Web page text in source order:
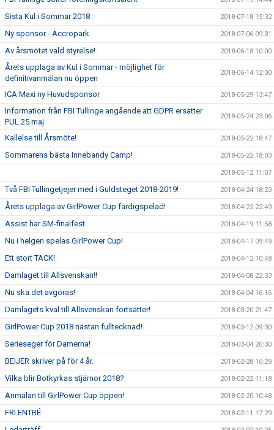
Sista Kul i Sommar 2018 2018-07-18 15:32
Ny sponsor - Accropark 2018-07-06 09:31
Av årsmötet vald styrelse! 2018-06-18 10:00
Årets upplaga av Kul i Sommar - möjlighet för
definitivanmälan nu öppen
2018-06-14 12:00
ICA Maxi ny Huvudsponsor 2018-05-29 13:47
Information från FBI Tullinge angående att GDPR ersätter
PUL 25 maj
2018-05-24 23:06
Kallelse till Årsmöte! 2018-05-22 18:47
Sommarens bästa Innebandy Camp! 2018-05-22 18:03
2018-05-12 11:07
Två FBI Tullingetjejer med i Guldsteget 2018-2019! 2018-04-24 18:23
Årets upplaga av GirlPower Cup färdigspelad! 2018-04-22 22:49
Assist har SM-finalfest 2018-04-19 11:58
Nu i helgen spelas GirlPower Cup! 2018-04-17 09:49
Ett stort TACK! 2018-04-12 10:48
Damlaget till Allsvenskan!! 2018-04-08 22:33
Nu ska det avgöras! 2018-04-04 16:16
Damlagets kval till Allsvenskan fortsätter! 2018-03-20 21:47
GirlPower Cup 2018 nästan fulltecknad! 2018-03-12 09:30
Serieseger för Damerna! 2018-03-04 20:30
BEIJER skriver på för 4 år. 2018-02-28 16:29
Vilka blir Botkyrkas stjärnor 2018? 2018-02-22 11:18
Anmälan till GirlPower Cup öppen! 2018-02-20 10:48
FRI ENTRÉ 2018-02-11 17:29